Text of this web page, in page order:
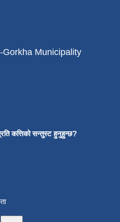
Gorkha Municipality
कत्तिको सन्तुस्ट हुनुहुन्छ?